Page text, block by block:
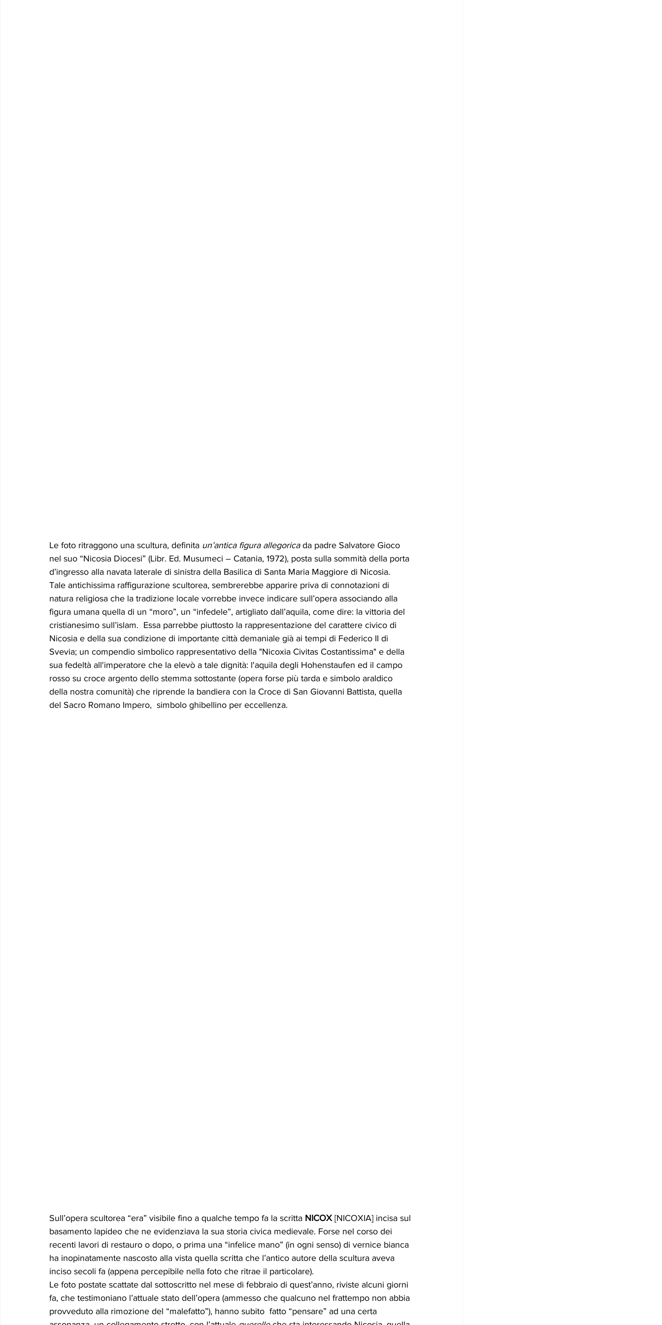
Le foto ritraggono una scultura, definita un’antica figura allegorica da padre Salvatore Gioco
nel suo “Nicosia Diocesi” (Libr. Ed. Musumeci – Catania, 1972), posta sulla sommità della porta
d’ingresso alla navata laterale di sinistra della Basilica di Santa Maria Maggiore di Nicosia.
Tale antichissima raffigurazione scultorea, sembrerebbe apparire priva di connotazioni di
natura religiosa che la tradizione locale vorrebbe invece indicare sull’opera associando alla
figura umana quella di un “moro”, un “infedele”, artigliato dall’aquila, come dire: la vittoria del
cristianesimo sull’islam.  Essa parrebbe piuttosto la rappresentazione del carattere civico di
Nicosia e della sua condizione di importante città demaniale già ai tempi di Federico II di
Svevia; un compendio simbolico rappresentativo della "Nicoxia Civitas Costantissima" e della
sua fedeltà all'imperatore che la elevò a tale dignità: l'aquila degli Hohenstaufen ed il campo
rosso su croce argento dello stemma sottostante (opera forse più tarda e simbolo araldico
della nostra comunità) che riprende la bandiera con la Croce di San Giovanni Battista, quella
del Sacro Romano Impero,  simbolo ghibellino per eccellenza.
Sull’opera scultorea “era” visibile fino a qualche tempo fa la scritta NICOX [NICOXIA] incisa sul
basamento lapideo che ne evidenziava la sua storia civica medievale. Forse nel corso dei
recenti lavori di restauro o dopo, o prima una “infelice mano” (in ogni senso) di vernice bianca
ha inopinatamente nascosto alla vista quella scritta che l’antico autore della scultura aveva
inciso secoli fa (appena percepibile nella foto che ritrae il particolare).
Le foto postate scattate dal sottoscritto nel mese di febbraio di quest’anno, riviste alcuni giorni
fa, che testimoniano l’attuale stato dell’opera (ammesso che qualcuno nel frattempo non abbia
provveduto alla rimozione del “malefatto”), hanno subito  fatto “pensare” ad una certa